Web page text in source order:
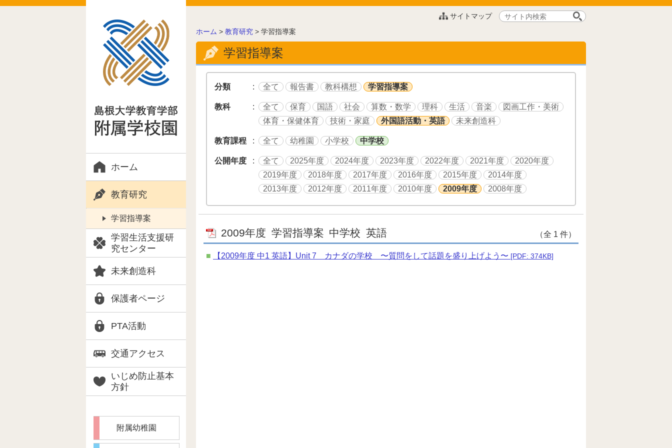
このページの本文へ
ホーム
教育研究
学習指導案
学習生活支援研
究センター
未来創造科
保護者ページ
PTA活動
交通アクセス
いじめ防止基本
方針
サイトマップ
サ
検
こ
の
ー
ホーム > 教育研究 > 学習指導案
学習指導案
分類 全て 報告書 教科構想 学習指導案
教科 全て 保育 国語 社会 算数・数学 理科 生活 音楽
図画工作・美術
体育・保健体育
技術・家庭 外国語活動・英語 未来創造科
教育課程 全て 幼稚園 小学校 中学校
公開年度 全て 2025年度 2024年度 2023年度 2022年度 2021年度
2020年度
2019年度
2018年度 2017年度 2016年度 2015年度
2014年度
2013年度
2012年度 2011年度 2010年度 2009年度 2008年度
2009年度 学習指導案 中学校 英語 （全 1 件）
【2009年度 中1 英語】Unit 7 カナダの学校 〜質問をして話題を盛り上げよう〜 [PDF: 374KB]
附属幼稚園